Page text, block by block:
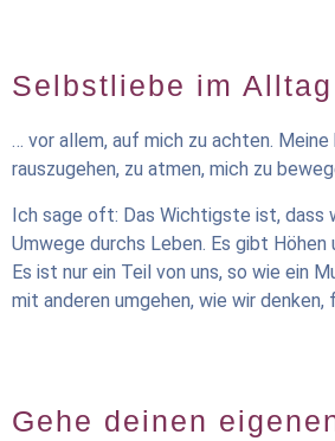
Selbstliebe im
… vor allem, auf mich zu achten.
rauszugehen, zu atmen, mich zu
Ich sage oft: Das Wichtigste ist, dass
Umwege durchs Leben. Es gibt
Es ist nur ein Teil von uns, so wie ein
mit anderen umgehen, wie wir denken,
Gehe deinen